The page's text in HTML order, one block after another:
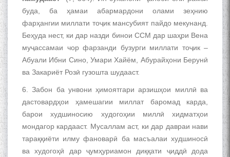
буда, ба ҳамаи абармардони олами зеҳнию
фарҳангии миллати тоҷик мансубият пайдо мекунанд.
Беҳуда нест, ки дар назди бинои ССМ дар шаҳри Вена
муҷассамаи чор фарзанди бузурги миллати тоҷик –
Абуали Ибни Сино, Умари Хайём, Абурайҳони Берунӣ
ва Закариёт Розӣ гузошта шудааст.
6. Забон ба унвони ҳимоятгари арзишҳои миллӣ ва
дастовардҳои ҳамешагии миллат баромад карда,
барои худшиносию худогоҳии миллӣ хидматҳои
мондагор кардааст. Мусаллам аст, ки дар давраи нави
тараққиёти илму фановарӣ ба масъалаи худшиносӣ
ва худогоҳӣ дар ҷумҳуриамон диққати ҷиддӣ дода